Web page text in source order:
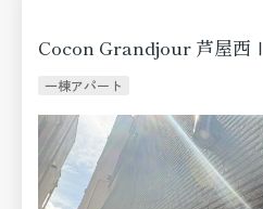
Cocon Grandjour 芦屋西Ⅰ
一棟アパート